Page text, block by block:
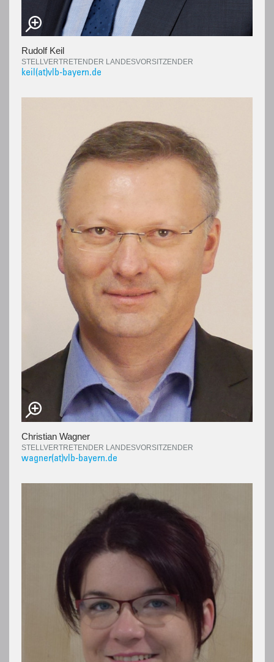
Rudolf Keil
STELLVERTRETENDER LANDESVORSITZENDER
keil(at)vlb-bayern.de
Christian Wagner
STELLVERTRETENDER LANDESVORSITZENDER
wagner(at)vlb-bayern.de